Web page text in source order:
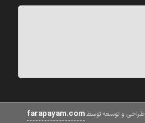
طراحی و توسعه توسطfarapayam.com